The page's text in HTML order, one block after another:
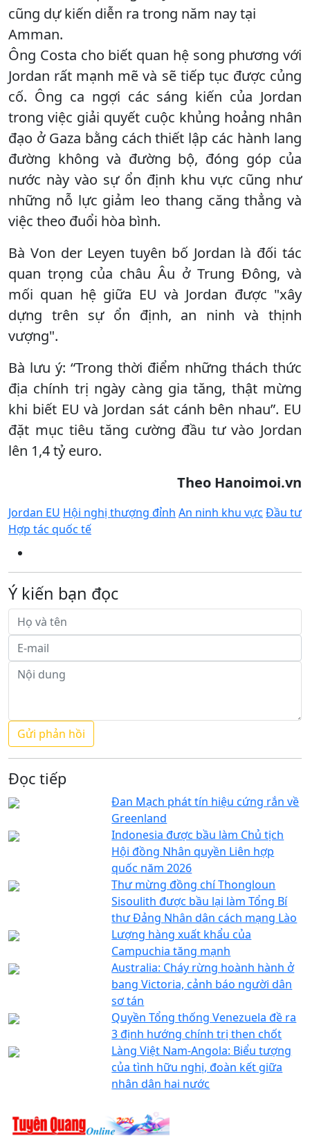
cũng dự kiến ​​diễn ra trong năm nay tại
Amman.
Ông Costa cho biết quan hệ song phương với
Jordan rất mạnh mẽ và sẽ tiếp tục được củng
cố. Ông ca ngợi các sáng kiến ​​của Jordan
trong việc giải quyết cuộc khủng hoảng nhân
đạo ở Gaza bằng cách thiết lập các hành lang
đường không và đường bộ, đóng góp của
nước này vào sự ổn định khu vực cũng như
những nỗ lực giảm leo thang căng thẳng và
việc theo đuổi hòa bình.
Bà Von der Leyen tuyên bố Jordan là đối tác
quan trọng của châu Âu ở Trung Đông, và
mối quan hệ giữa EU và Jordan được "xây
dựng trên sự ổn định, an ninh và thịnh
vượng".
Bà lưu ý: “Trong thời điểm những thách thức
địa chính trị ngày càng gia tăng, thật mừng
khi biết EU và Jordan sát cánh bên nhau”. EU
đặt mục tiêu tăng cường đầu tư vào Jordan
lên 1,4 tỷ euro.
Theo Hanoimoi.vn
Jordan EU Hội nghị thượng đỉnh An ninh khu vực Đầu tư
Hợp tác quốc tế
Ý kiến bạn đọc
Đọc tiếp
Đan Mạch phát tín hiệu cứng rắn về
Greenland
Indonesia được bầu làm Chủ tịch
Hội đồng Nhân quyền Liên hợp
quốc năm 2026
Thư mừng đồng chí Thongloun
Sisoulith được bầu lại làm Tổng Bí
thư Đảng Nhân dân cách mạng Lào
Lượng hàng xuất khẩu của
Campuchia tăng mạnh
Australia: Cháy rừng hoành hành ở
bang Victoria, cảnh báo người dân
sơ tán
Quyền Tổng thống Venezuela đề ra
3 định hướng chính trị then chốt
Làng Việt Nam-Angola: Biểu tượng
của tình hữu nghị, đoàn kết giữa
nhân dân hai nước